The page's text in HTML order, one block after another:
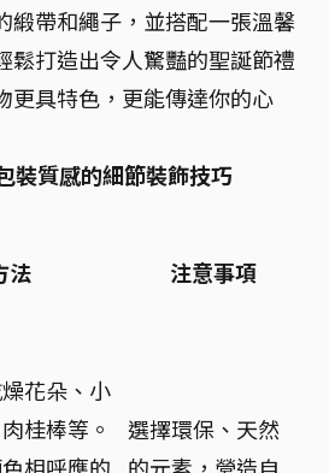
緞帶和繩子，並搭配一張溫馨
鬆打造出令人驚豔的聖誕節禮
更具特色，更能傳達你的心
裝質感的細節裝飾技巧
法 注意事項
花朵、小
桂棒等。
選擇環保、天然